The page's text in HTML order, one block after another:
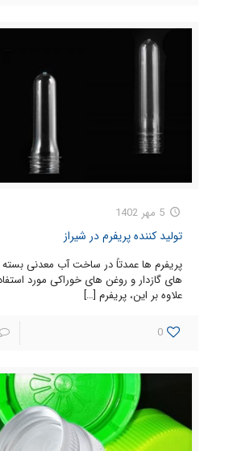
5 مهر 1402
تولید کننده پریفرم در شیراز
پریفرم ها عمدتاً در ساخت آب معدنی بسته
های گازدار و روغن های خوراکی مورد
علاوه بر این، پریفرم […]
0